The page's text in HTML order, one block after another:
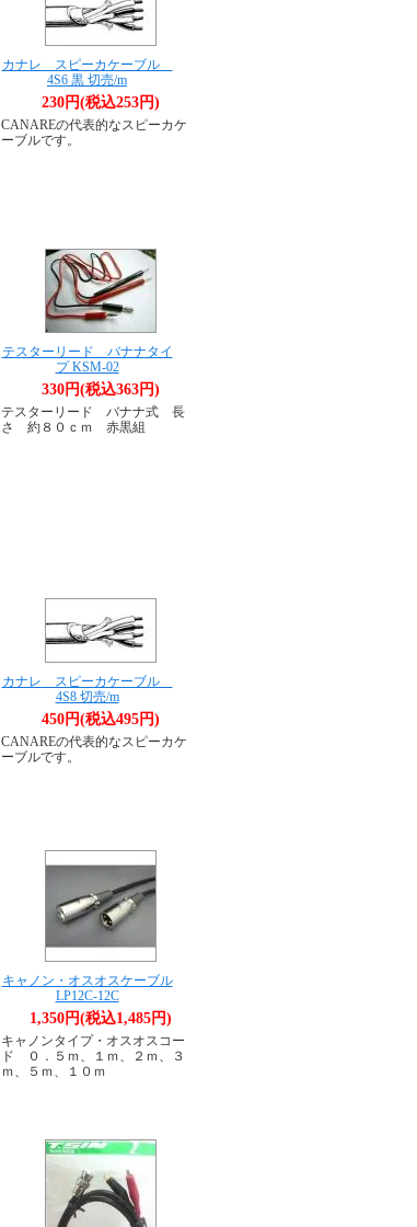
カナレ スピーカケーブル
4S6 黒 切売/m
230円(税込253円)
CANAREの代表的なスピーカケ
ーブルです。
テスターリード バナナタイ
プ KSM-02
330円(税込363円)
テスターリード バナナ式 長
さ 約８０ｃｍ 赤黒組
カナレ スピーカケーブル
4S8 切売/m
450円(税込495円)
CANAREの代表的なスピーカケ
ーブルです。
キャノン・オスオスケーブル
LP12C-12C
1,350円(税込1,485円)
キャノンタイプ・オスオスコー
ド ０．５ｍ、１ｍ、２ｍ、３
ｍ、５ｍ、１０ｍ